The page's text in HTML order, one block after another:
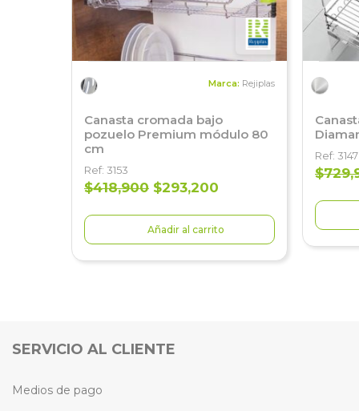
Marca: Rejiplas
Canasta cromada bajo
pozuelo Premium módulo 80
cm
Ref: 3153
$418,900 $293,200
Añadir al carrito
Ref: 3147
SERVICIO AL CLIENTE
Medios de pago